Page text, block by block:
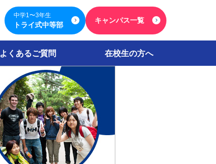
中学1〜3年生
トライ式中等部
キャンパス一覧
よくあるご質問 在校生の方へ